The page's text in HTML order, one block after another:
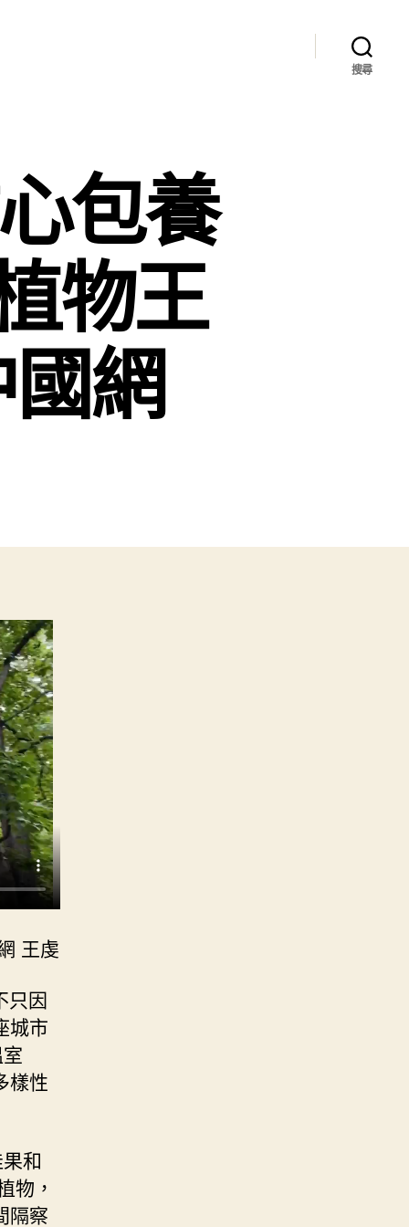
搜尋
包養
物王
網
王虔
只因
城市
樣性
和
物，
隔察